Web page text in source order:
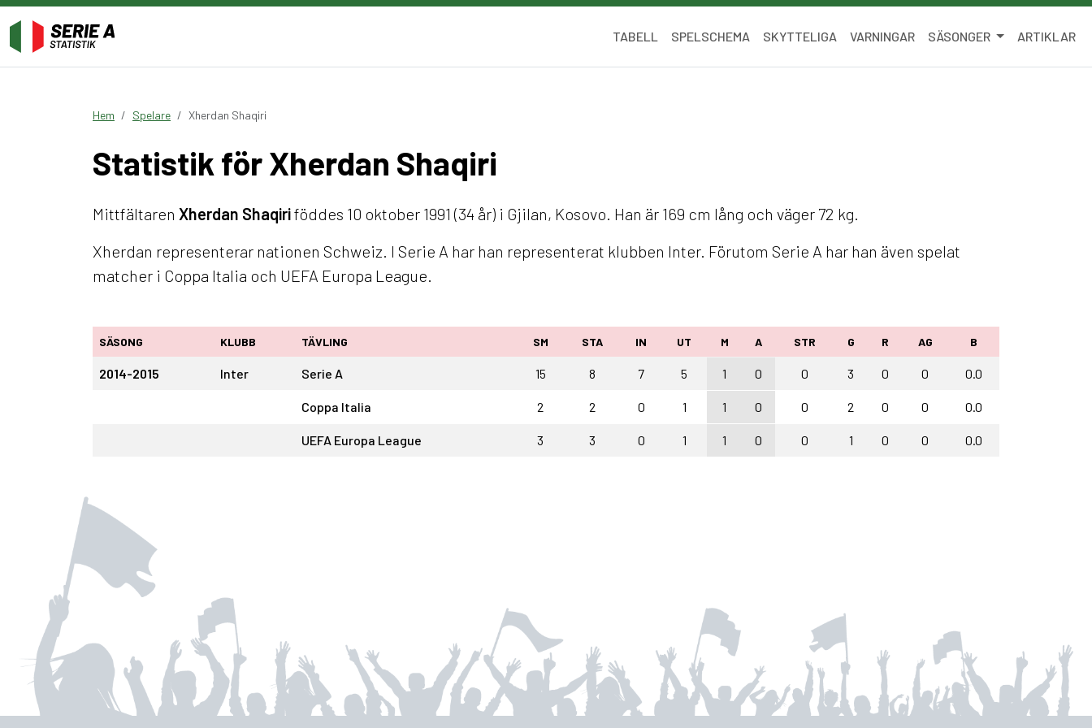
TABELL SPELSCHEMA SKYTTELIGA VARNINGAR SÄSONGER ARTIKLAR
Hem Spelare Xherdan Shaqiri
Statistik för Xherdan Shaqiri
Mittfältaren Xherdan Shaqiriföddes 10 oktober 1991 (34 år) i Gjilan, Kosovo. Han är 169 cm lång och väger 72 kg.
Xherdan representerar nationen Schweiz. I Serie A har han representerat klubben Inter. Förutom Serie A har han även spelat
matcher i Coppa Italia och UEFA Europa League.
SÄSONG KLUBB TÄVLING SM STA IN UT M A STR G R AG B
2014-2015 Inter Serie A 15 8 7 5 1 0 0 3 0 0 0.0
Coppa Italia 2 2 0 1 1 0 0 2 0 0 0.0
UEFA Europa League 3 3 0 1 1 0 0 1 0 0 0.0